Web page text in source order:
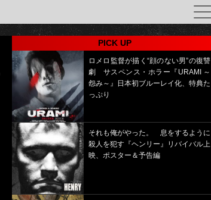
PICK UP
ロメロ監督が描く“顔のない男”の復讐
劇 サスペンス・ホラー『URAMI ～
怨み～』日本初ブルーレイ化、特典た
っぷり
それも俺がやった。 息をするように
殺人を犯す『ヘンリー』リバイバル上
映、ポスター＆予告編